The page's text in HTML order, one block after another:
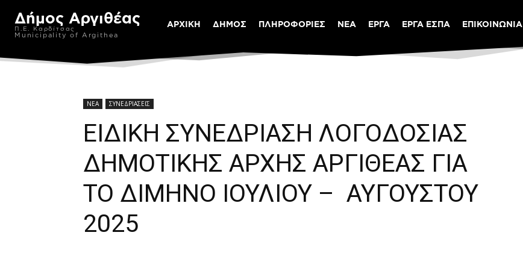
Δήμος Αργιθέας
Π.Ε. Καρδίτσας
Municipality of Argithea
ΑΡΧΙΚΗ ΔΗΜΟΣ ΠΛΗΡΟΦΟΡΙΕΣ ΝΕΑ ΕΡΓΑ ΕΡΓΑ ΕΣΠΑ ΕΠΙΚΟΙΝΩΝΙΑ
ΝΕΑ ΣΥΝΕΔΡΙΑΣΕΙΣ
ΕΙΔΙΚΗ ΣΥΝΕΔΡΙΑΣΗ ΛΟΓΟΔΟΣΙΑΣ
ΔΗΜΟΤΙΚΗΣ ΑΡΧΗΣ ΑΡΓΙΘΕΑΣ ΓΙΑ
ΤΟ ΔΙΜΗΝΟ ΙΟΥΛΙΟΥ – ΑΥΓΟΥΣΤΟΥ
2025